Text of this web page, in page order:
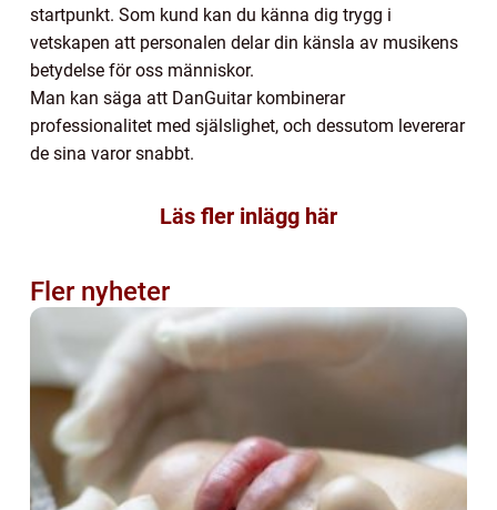
startpunkt. Som kund kan du känna dig trygg i
vetskapen att personalen delar din känsla av musikens
betydelse för oss människor.
Man kan säga att DanGuitar kombinerar
professionalitet med själslighet, och dessutom levererar
de sina varor snabbt.
Läs fler inlägg här
Fler nyheter